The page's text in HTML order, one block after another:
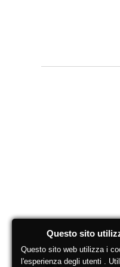
Questo sito
Questo sito web utilizza i
l'esperienza degli utenti .